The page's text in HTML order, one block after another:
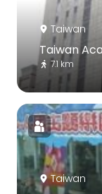
Taiwan
Taiwan
7.1 km
Taiwan